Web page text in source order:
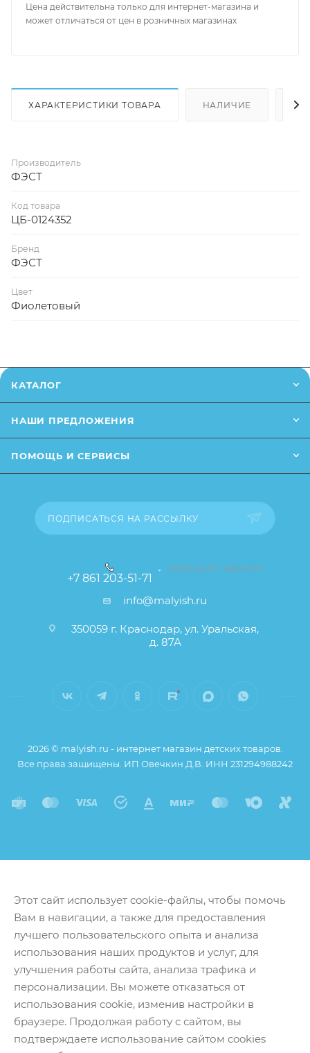
Цена действительна только для интернет-магазина и
может отличаться от цен в розничных магазинах
ХАРАКТЕРИСТИКИ ТОВАРА НАЛИЧИЕ
Производитель
ФЭСТ
Код товара
ЦБ-0124352
Бренд
ФЭСТ
Цвет
Фиолетовый
КАТАЛОГ
НАШИ ПРЕДЛОЖЕНИЯ
ПОМОЩЬ И СЕРВИСЫ
ПОДПИСАТЬСЯ НА РАССЫЛКУ
+7 861 203-51-71
ЗАКАЗАТЬ ЗВОНОК
info@malyish.ru
350059 г. Краснодар, ул. Уральская,
д. 87А
2026 © malyish.ru - интернет магазин детских товаров.
Все права защищены. ИП Овечкин Д.В. ИНН 231294988242
Этот сайт использует cookie-файлы, чтобы помочь
Вам в навигации, а также для предоставления
лучшего пользовательского опыта и анализа
использования наших продуктов и услуг, для
улучшения работы сайта, анализа трафика и
персонализации. Вы можете отказаться от
использования cookie, изменив настройки в
браузере. Продолжая работу с сайтом, вы
подтверждаете использование сайтом cookies